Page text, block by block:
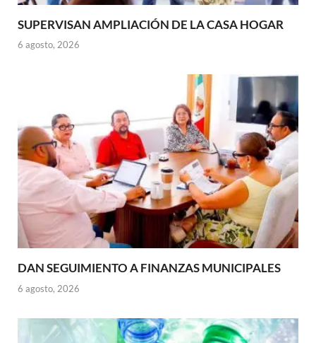
SUPERVISAN AMPLIACIÓN DE LA CASA HOGAR
6 agosto, 2026
DAN SEGUIMIENTO A FINANZAS MUNICIPALES
6 agosto, 2026